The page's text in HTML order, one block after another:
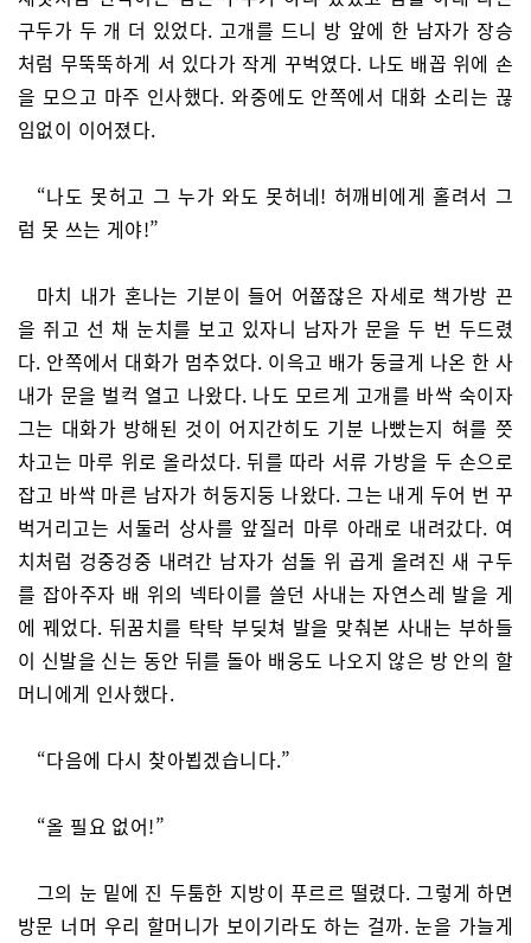
구두가 두 개 더 있었다. 고개를 드니 방 앞에 한 남자가 장승
처럼 무뚝뚝하게 서 있다가 작게 꾸벅였다. 나도 배꼽 위에 손
을 모으고 마주 인사했다. 와중에도 안쪽에서 대화 소리는 끊
임없이 이어졌다.
“나도 못허고 그 누가 와도 못허네! 허깨비에게 홀려서 그
럼 못 쓰는 게야!”
마치 내가 혼나는 기분이 들어 어쭙잖은 자세로 책가방 끈
을 쥐고 선 채 눈치를 보고 있자니 남자가 문을 두 번 두드렸
다. 안쪽에서 대화가 멈추었다. 이윽고 배가 둥글게 나온 한 사
내가 문을 벌컥 열고 나왔다. 나도 모르게 고개를 바싹 숙이자
그는 대화가 방해된 것이 어지간히도 기분 나빴는지 혀를 쯧
차고는 마루 위로 올라섰다. 뒤를 따라 서류 가방을 두 손으로
잡고 바싹 마른 남자가 허둥지둥 나왔다. 그는 내게 두어 번 꾸
벅거리고는 서둘러 상사를 앞질러 마루 아래로 내려갔다. 여
치처럼 겅중겅중 내려간 남자가 섬돌 위 곱게 올려진 새 구두
를 잡아주자 배 위의 넥타이를 쓸던 사내는 자연스레 발을 게
에 꿰었다. 뒤꿈치를 탁탁 부딪쳐 발을 맞춰본 사내는 부하들
이 신발을 신는 동안 뒤를 돌아 배웅도 나오지 않은 방 안의 할
머니에게 인사했다.
“다음에 다시 찾아뵙겠습니다.”
“올 필요 없어!”
그의 눈 밑에 진 두툼한 지방이 푸르르 떨렸다. 그렇게 하면
방문 너머 우리 할머니가 보이기라도 하는 걸까. 눈을 가늘게